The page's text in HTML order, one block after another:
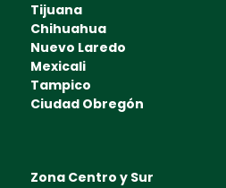
Tijuana
Chihuahua
Nuevo Laredo
Mexicali
Tampico
Ciudad Obregón
Zona Centro y Sur